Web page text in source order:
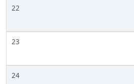
22
23
24